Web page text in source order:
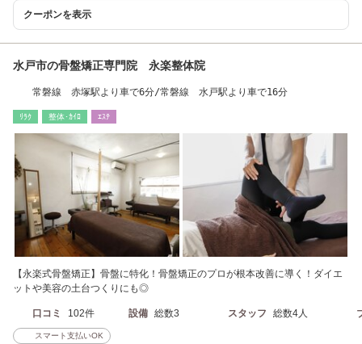
クーポンを表示
水戸市の骨盤矯正専門院 永楽整体院
常磐線 赤塚駅より車で6分/常磐線 水戸駅より車で16分
ﾘﾗｸ 整体･ｶｲﾛ ｴｽﾃ
【永楽式骨盤矯正】骨盤に特化！骨盤矯正のプロが根本改善に導く！ダイエ
ットや美容の土台つくりにも◎
口コミ 102件 設備 総数3 スタッフ 総数4人
スマート支払いOK